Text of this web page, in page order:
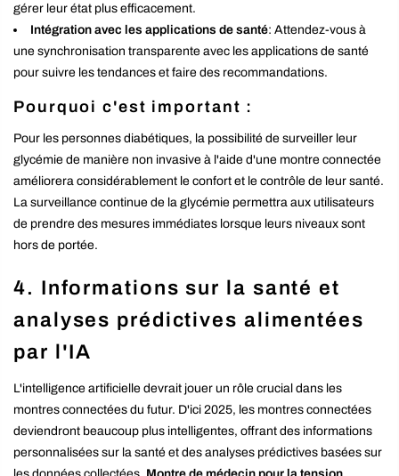
gérer leur état plus efficacement.
Intégration avec les applications de santé: Attendez-vous à
une synchronisation transparente avec les applications de santé
pour suivre les tendances et faire des recommandations.
Pourquoi c'est important :
Pour les personnes diabétiques, la possibilité de surveiller leur
glycémie de manière non invasive à l'aide d'une montre connectée
améliorera considérablement le confort et le contrôle de leur santé.
La surveillance continue de la glycémie permettra aux utilisateurs
de prendre des mesures immédiates lorsque leurs niveaux sont
hors de portée.
4. Informations sur la santé et
analyses prédictives alimentées
par l'IA
L'intelligence artificielle devrait jouer un rôle crucial dans les
montres connectées du futur. D'ici 2025, les montres connectées
deviendront beaucoup plus intelligentes, offrant des informations
personnalisées sur la santé et des analyses prédictives basées sur